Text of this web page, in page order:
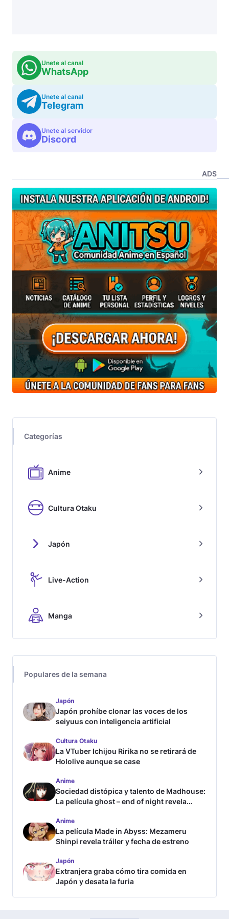
Unete al canal
WhatsApp
Unete al canal
Telegram
Unete al servidor
Discord
ADS
Categorías
Anime
Cultura Otaku
Japón
Live-Action
Manga
Populares de la semana
Japón
Japón prohíbe clonar las voces de los
seiyuus con inteligencia artificial
Cultura Otaku
La VTuber Ichijou Ririka no se retirará de
Hololive aunque se case
Anime
Sociedad distópica y talento de Madhouse:
La película ghost – end of night revela
Anime
La película Made in Abyss: Mezameru
Shinpi revela tráiler y fecha de estreno
Japón
Extranjera graba cómo tira comida en
Japón y desata la furia